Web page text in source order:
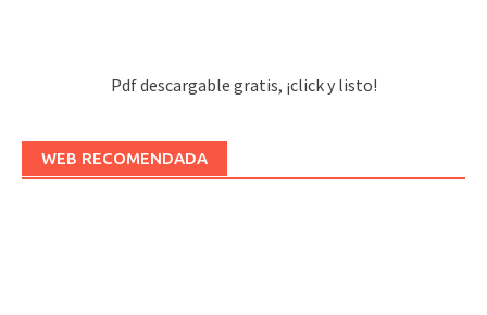
Pdf descargable gratis, ¡click y listo!
WEB RECOMENDADA